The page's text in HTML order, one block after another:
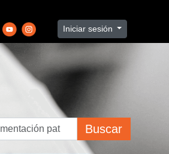
Iniciar sesión
Buscar